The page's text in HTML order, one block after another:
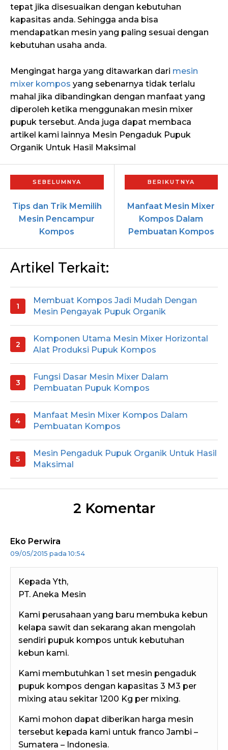
tepat jika disesuaikan dengan kebutuhan
kapasitas anda. Sehingga anda bisa
mendapatkan mesin yang paling sesuai dengan
kebutuhan usaha anda.
Mengingat harga yang ditawarkan dari mesin
mixer kompos yang sebenarnya tidak terlalu
mahal jika dibandingkan dengan manfaat yang
diperoleh ketika menggunakan mesin mixer
pupuk tersebut. Anda juga dapat membaca
artikel kami lainnya Mesin Pengaduk Pupuk
Organik Untuk Hasil Maksimal
Tips dan Trik Memilih
Mesin Pencampur
Kompos
Manfaat Mesin Mixer
Kompos Dalam
Pembuatan Kompos
Artikel Terkait:
Membuat Kompos Jadi Mudah Dengan
Mesin Pengayak Pupuk Organik
Komponen Utama Mesin Mixer Horizontal
Alat Produksi Pupuk Kompos
Fungsi Dasar Mesin Mixer Dalam
Pembuatan Pupuk Kompos
Manfaat Mesin Mixer Kompos Dalam
Pembuatan Kompos
Mesin Pengaduk Pupuk Organik Untuk Hasil
Maksimal
2 Komentar
Eko Perwira
09/05/2015 pada 10:54
Kepada Yth,
PT. Aneka Mesin
Kami perusahaan yang baru membuka kebun
kelapa sawit dan sekarang akan mengolah
sendiri pupuk kompos untuk kebutuhan
kebun kami.
Kami membutuhkan 1 set mesin pengaduk
pupuk kompos dengan kapasitas 3 M3 per
mixing atau sekitar 1200 Kg per mixing.
Kami mohon dapat diberikan harga mesin
tersebut kepada kami untuk franco Jambi –
Sumatera – Indonesia.